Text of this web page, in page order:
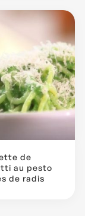
de
au pesto
de radis